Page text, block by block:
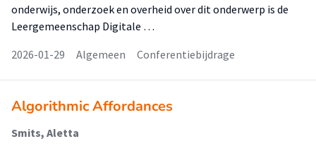
onderwijs, onderzoek en overheid over dit onderwerp is de
Leergemeenschap Digitale …
2026-01-29
Algemeen Conferentiebijdrage
Algorithmic Affordances
Smits, Aletta